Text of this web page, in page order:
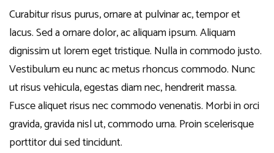
Curabitur risus purus, ornare at pulvinar ac, tempor et
lacus. Sed a ornare dolor, ac aliquam ipsum. Aliquam
dignissim ut lorem eget tristique. Nulla in commodo justo.
Vestibulum eu nunc ac metus rhoncus commodo. Nunc
ut risus vehicula, egestas diam nec, hendrerit massa.
Fusce aliquet risus nec commodo venenatis. Morbi in orci
gravida, gravida nisl ut, commodo urna. Proin scelerisque
porttitor dui sed tincidunt.